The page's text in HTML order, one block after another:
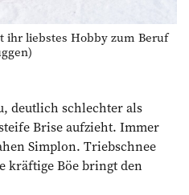
ihr liebstes Hobby zum Beruf
deutlich schlechter als
Brise aufzieht. Immer
Simplon. Triebschnee
kräftige Böe bringt den